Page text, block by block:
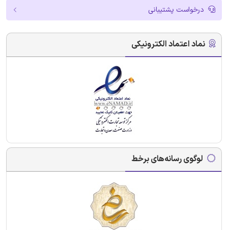
درخواست پشتیبانی
نماد اعتماد الکترونیکی
لوگوی رسانه‌های برخط